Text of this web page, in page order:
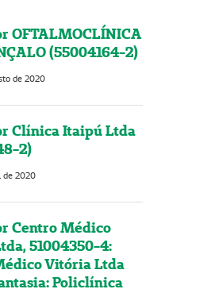
OFTALMOCLÍNICA
(55004164-2)
de 2020
Clínica Itaipú Ltda
2)
de 2020
Centro Médico
51004350-4:
Vitória Ltda
Policlínica